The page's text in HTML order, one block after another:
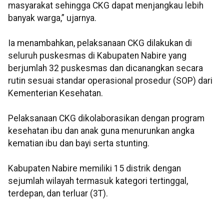
masyarakat sehingga CKG dapat menjangkau lebih
banyak warga,” ujarnya.
Ia menambahkan, pelaksanaan CKG dilakukan di
seluruh puskesmas di Kabupaten Nabire yang
berjumlah 32 puskesmas dan dicanangkan secara
rutin sesuai standar operasional prosedur (SOP) dari
Kementerian Kesehatan.
Pelaksanaan CKG dikolaborasikan dengan program
kesehatan ibu dan anak guna menurunkan angka
kematian ibu dan bayi serta stunting.
Kabupaten Nabire memiliki 15 distrik dengan
sejumlah wilayah termasuk kategori tertinggal,
terdepan, dan terluar (3T).